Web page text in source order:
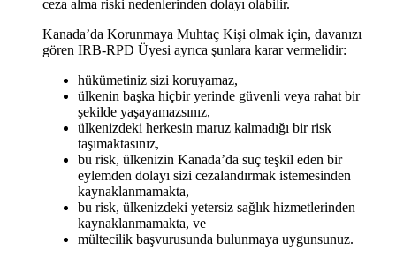
ceza alma riski nedenlerinden dolayı olabilir.
Kanada’da Korunmaya Muhtaç Kişi olmak için, davanızı
gören IRB-RPD Üyesi ayrıca şunlara karar vermelidir:
hükümetiniz sizi koruyamaz,
ülkenin başka hiçbir yerinde güvenli veya rahat bir
şekilde yaşayamazsınız,
ülkenizdeki herkesin maruz kalmadığı bir risk
taşımaktasınız,
bu risk, ülkenizin Kanada’da suç teşkil eden bir
eylemden dolayı sizi cezalandırmak istemesinden
kaynaklanmamakta,
bu risk, ülkenizdeki yetersiz sağlık hizmetlerinden
kaynaklanmamakta, ve
mültecilik başvurusunda bulunmaya uygunsunuz.